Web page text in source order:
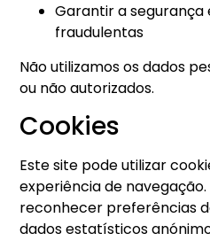
Garantir a
fraudulentas
Não utilizamos os dados
ou não autorizados.
Cookies
Este site pode utilizar
experiência de
reconhecer preferências
dados estatísticos